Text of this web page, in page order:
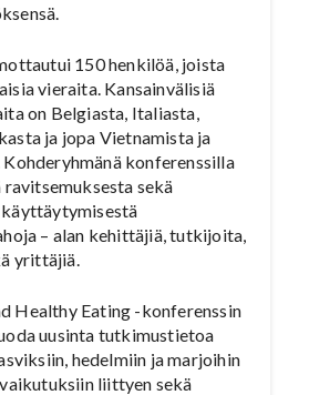
150 henkilöä, joista
vieraita. Kansainvälisiä
on Belgiasta, Italiasta,
ja jopa Vietnamista ja
konferenssilla
sekä
– alan kehittäjiä, tutkijoita,
yrittäjiä.
Healthy Eating -konferenssin
uusinta tutkimustietoa
hedelmiin ja marjoihin
liittyen sekä